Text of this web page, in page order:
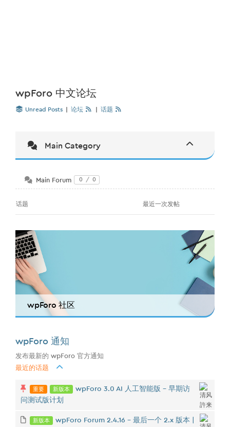
wpForo 中文论坛
Unread Posts 论坛 话题
Main Category
Main Forum 0 / 0
话题 最近一次发帖
wpForo 社区
wpForo 通知
发布最新的 wpForo 官方通知
最近的话题
重要 新版本
wpForo 3.0 AI 人工智能版 - 早期访
问测试版计划
新版本 wpForo Forum 2.4.16 – 最后一个 2.x 版本 |